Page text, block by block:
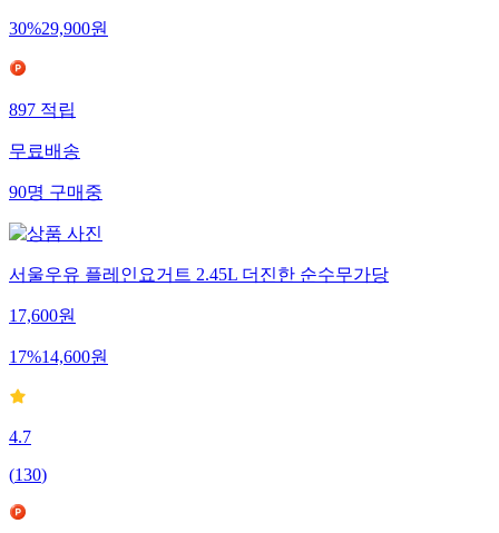
30%29,900원
897적립
무료배송
90명구매중
서울우유 플레인요거트 2.45L 더진한 순수무가당
17,600원
17%14,600원
4.7
(130)